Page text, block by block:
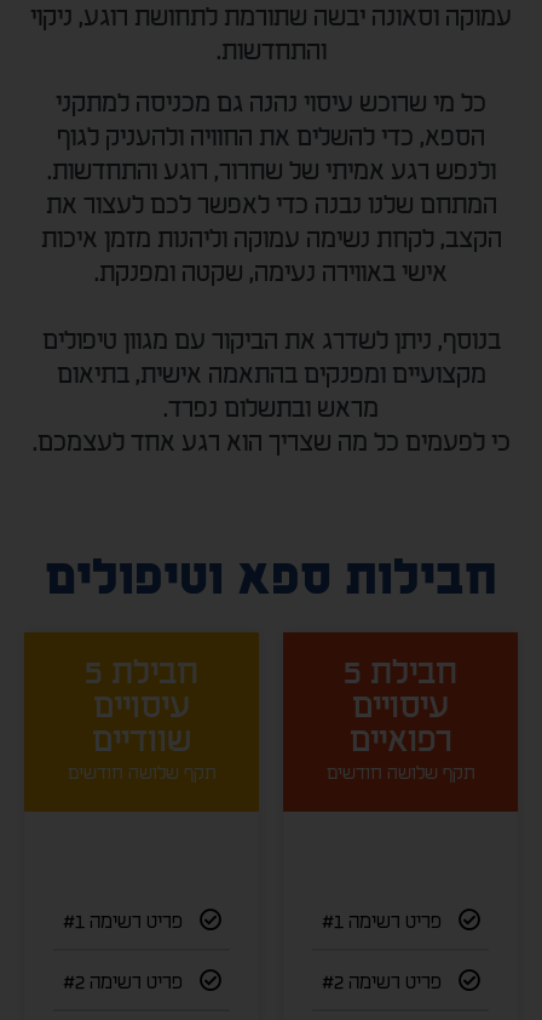
עמוקה וסאונה יבשה שתורמת לתחושת רוגע, ניקוי
והתחדשות.
כל מי שרוכש עיסוי נהנה גם מכניסה למתקני
הספא, כדי להשלים את החוויה ולהעניק לגוף
ולנפש רגע אמיתי של שחרור, רוגע והתחדשות.
המתחם שלנו נבנה כדי לאפשר לכם לעצור את
הקצב, לקחת נשימה עמוקה וליהנות מזמן איכות
אישי באווירה נעימה, שקטה ומפנקת.
בנוסף, ניתן לשדרג את הביקור עם מגוון טיפולים
מקצועיים ומפנקים בהתאמה אישית, בתיאום
מראש ובתשלום נפרד.
כי לפעמים כל מה שצריך הוא רגע אחד לעצמכם.
חבילות ספא וטיפולים
חבילת 5
עיסויים
רפואיים
תקף שלושה חודשים
פריט רשימה #1
פריט רשימה #2
חבילת 5
עיסויים
שוודיים
תקף שלושה חודשים
פריט רשימה #1
פריט רשימה #2